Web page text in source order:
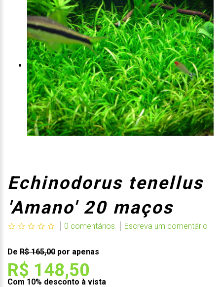
Echinodorus tenellus
'Amano' 20 maços
0 comentários Escreva um comentário
De R$ 165,00 por apenas
R$ 148,50
Com 10% desconto à vista